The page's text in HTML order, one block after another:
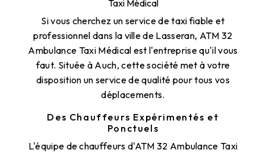
Taxi Médical
Si vous cherchez un service de taxi fiable et
professionnel dans la ville de Lasseran, ATM 32
Ambulance Taxi Médical est l'entreprise qu'il vous
faut. Située à Auch, cette société met à votre
disposition un service de qualité pour tous vos
déplacements.
Des Chauffeurs Expérimentés et
Ponctuels
L'équipe de chauffeurs d'ATM 32 Ambulance Taxi